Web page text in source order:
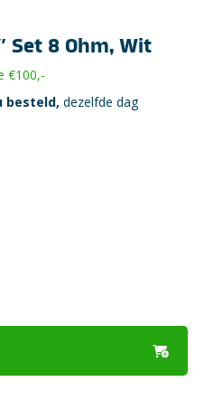
Set 8 Ohm, Wit
€100,-
besteld, dezelfde dag